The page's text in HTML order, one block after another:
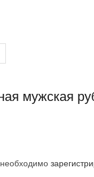
мужская